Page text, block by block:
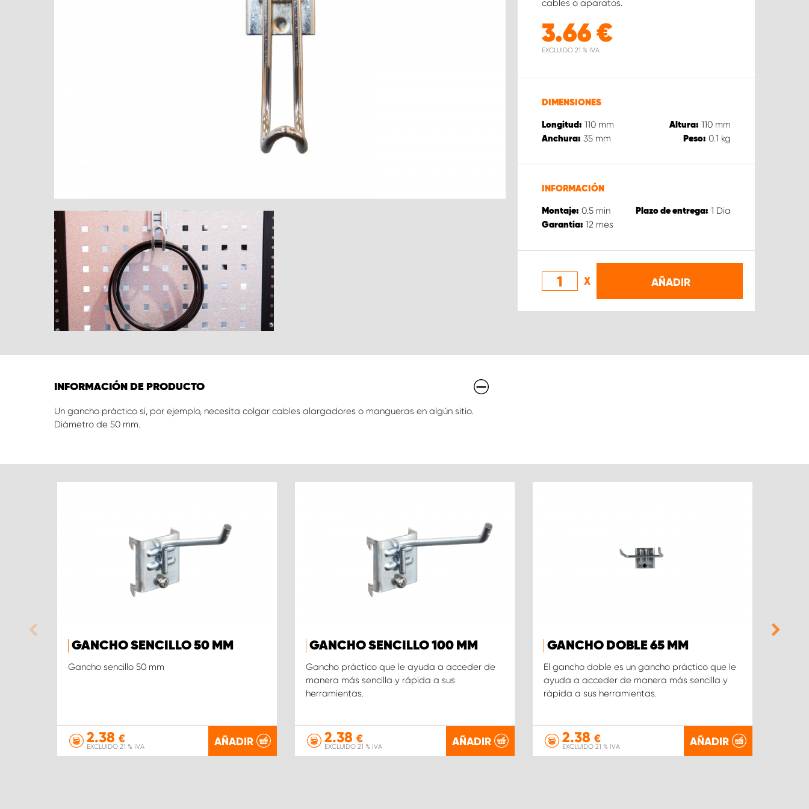
cables o aparatos.
3.66 €
EXCLUIDO 21 % IVA
DIMENSIONES
Longitud: 110 mm Altura: 110 mm
Anchura: 35 mm Peso: 0.1 kg
INFORMACIÓN
Montaje: 0.5 min Plazo de entrega: 1 Dia
Garantia: 12 mes
X AÑADIR
INFORMACIÓN DE PRODUCTO
Un gancho práctico si, por ejemplo, necesita colgar cables alargadores o mangueras en algún sitio.
Diámetro de 50 mm.
GANCHO SENCILLO 50 MM
Gancho sencillo 50 mm
2.38 €
EXCLUIDO 21 % IVA AÑADIR
GANCHO SENCILLO 100 MM
Gancho práctico que le ayuda a acceder de
manera más sencilla y rápida a sus
herramientas.
2.38 €
EXCLUIDO 21 % IVA AÑADIR
GANCHO DOBLE 65 MM
El gancho doble es un gancho práctico que le
ayuda a acceder de manera más sencilla y
rápida a sus herramientas.
2.38 €
EXCLUIDO 21 % IVA AÑADIR